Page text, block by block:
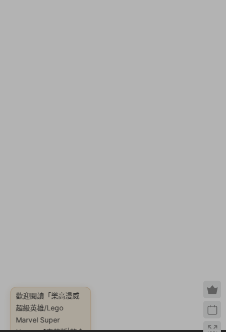
歡迎閱讀 「樂高漫威
超級英雄/Lego
Marvel Super
Heroes【完整版|整合
全DLC|容量6.08GB|
内置簡中漢化|贈多項
修改器|贈作弊碼/附贈